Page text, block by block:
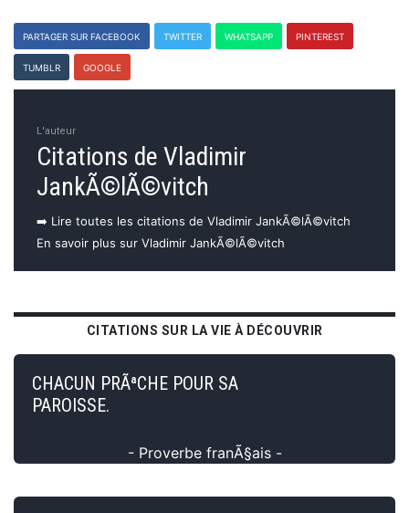
PARTAGER SUR FACEBOOK TWITTER WHATSAPP PINTEREST
TUMBLR GOOGLE
L'auteur
Citations de Vladimir
JankÃ©lÃ©vitch
➡️ Lire toutes les citations de Vladimir JankÃ©lÃ©vitch
En savoir plus sur Vladimir JankÃ©lÃ©vitch
CITATIONS SUR LA VIE À DÉCOUVRIR
CHACUN PRÃªCHE POUR SA
PAROISSE.
- Proverbe franÃ§ais -